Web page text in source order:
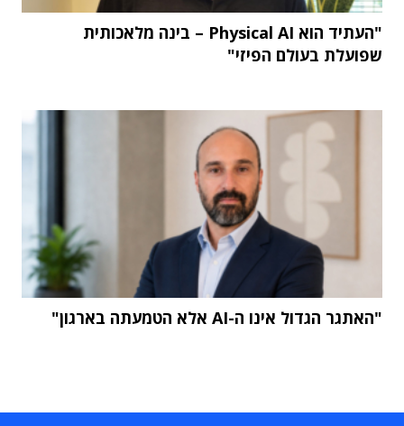
"העתיד הוא Physical AI – בינה מלאכותית
שפועלת בעולם הפיזי"
"האתגר הגדול אינו ה-AI אלא הטמעתה בארגון"